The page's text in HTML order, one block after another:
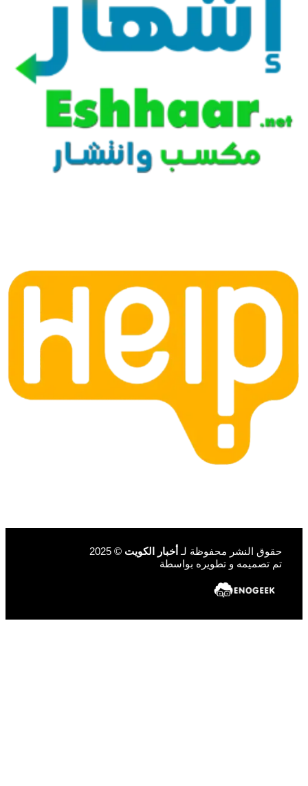
النشر محفوظة لـأخبار الكويت © 2025
تصميمه و تطويره بواسطة